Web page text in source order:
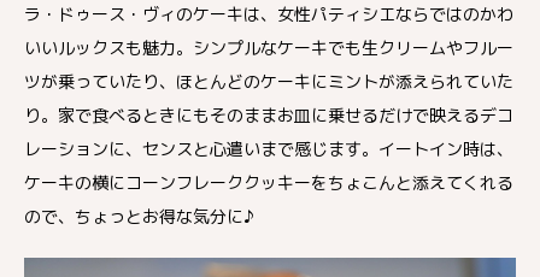
ラ・ドゥース・ヴィのケーキは、女性パティシエならではのかわ
いいルックスも魅力。シンプルなケーキでも生クリームやフルー
ツが乗っていたり、ほとんどのケーキにミントが添えられていた
り。家で食べるときにもそのままお皿に乗せるだけで映えるデコ
レーションに、センスと心遣いまで感じます。イートイン時は、
ケーキの横にコーンフレーククッキーをちょこんと添えてくれる
ので、ちょっとお得な気分に♪